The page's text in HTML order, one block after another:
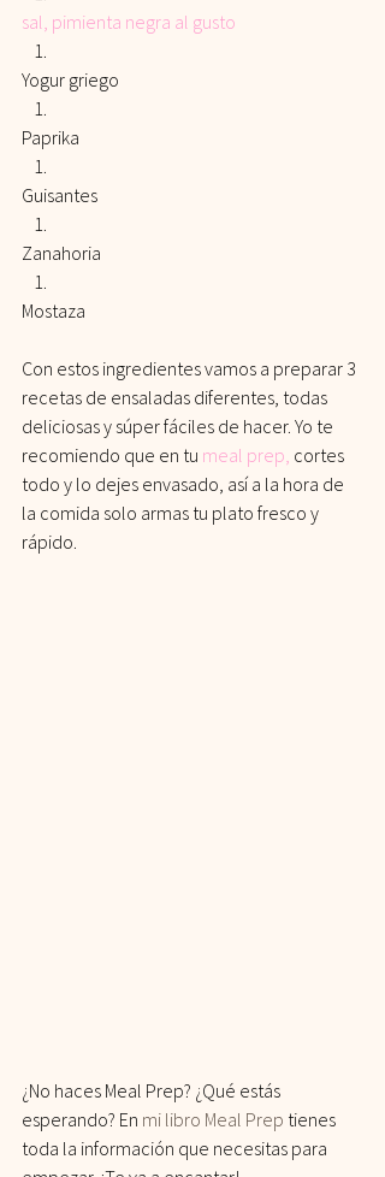
sal, pimienta negra al gusto
Yogur griego
Paprika
Guisantes
Zanahoria
Mostaza
Con estos ingredientes vamos a preparar 3
recetas de ensaladas diferentes, todas
deliciosas y súper fáciles de hacer. Yo te
recomiendo que en tu meal prep, cortes
todo y lo dejes envasado, así a la hora de
la comida solo armas tu plato fresco y
rápido.
¿No haces Meal Prep? ¿Qué estás
esperando? En mi libro Meal Prep tienes
toda la información que necesitas para